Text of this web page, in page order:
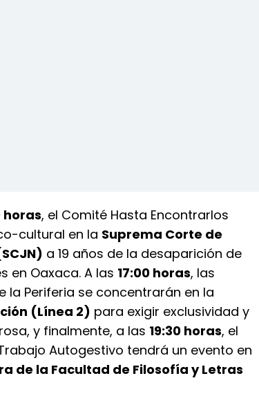
horas, el Comité Hasta Encontrarlos
cultural en la Suprema Corte de
a 19 años de la desaparición de
en Oaxaca. A las 17:00 horas, las
la Periferia se concentrarán en la
(Línea 2) para exigir exclusividad y
y finalmente, a las 19:30 horas, el
Autogestivo tendrá un evento en
de la Facultad de Filosofía y Letras